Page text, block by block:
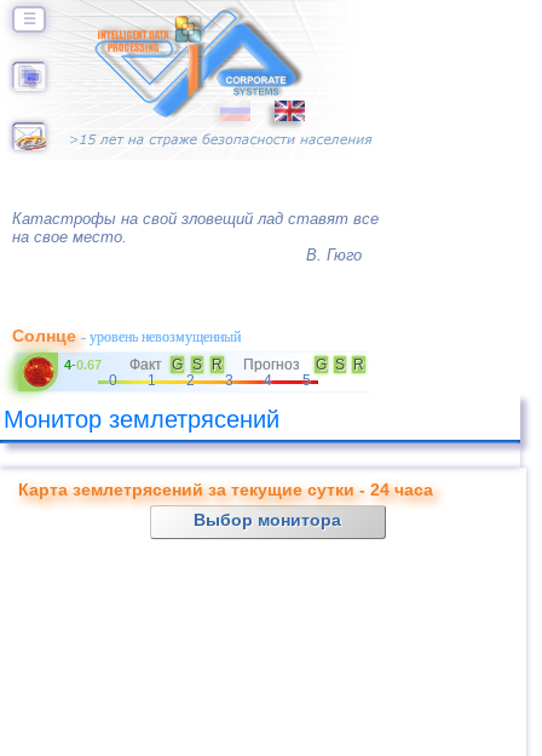
☰
Катастрофы на свой зловещий лад ставят все
на свое место.
В. Гюго
Солнце- уровень невозмущенный
4-0.67 Факт G S R Прогноз G S
R
0
1 2 3 4 5
Монитор землетрясений
Карта землетрясений за текущие сутки - 24 часа
Выбор монитора